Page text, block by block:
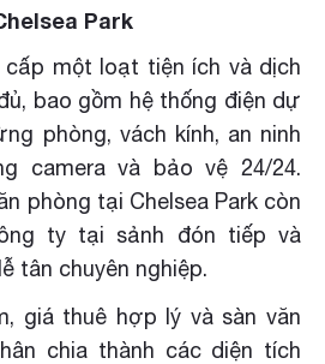
Park
cấp một loạt tiện ích và dịch
bao gồm hệ thống điện dự
phòng, vách kính, an ninh
camera và bảo vệ 24/24.
phòng tại Chelsea Park còn
ty tại sảnh đón tiếp và
tân chuyên nghiệp.
giá thuê hợp lý và sàn văn
chia thành các diện tích